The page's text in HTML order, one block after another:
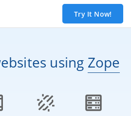
Try It Now!
using Zope